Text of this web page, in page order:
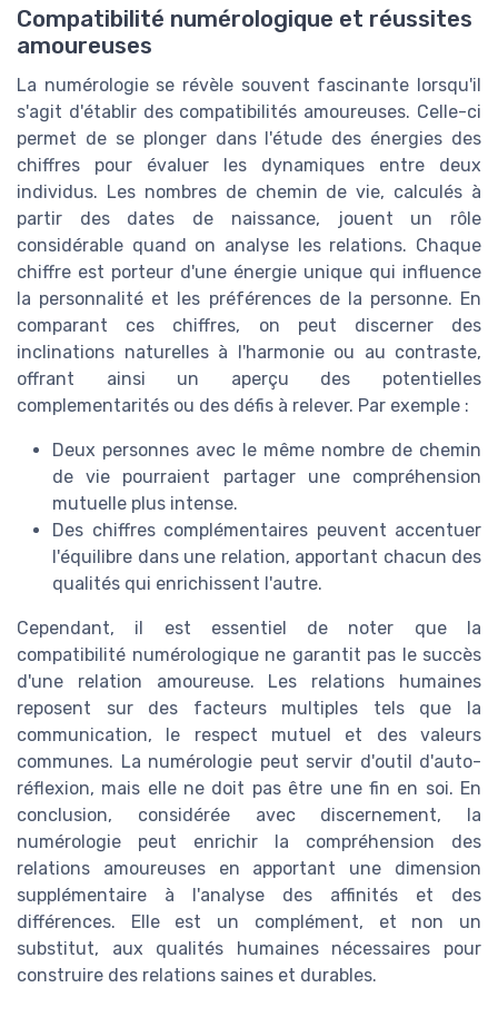
Compatibilité numérologique et réussites
amoureuses
La numérologie se révèle souvent fascinante lorsqu'il
s'agit d'établir des compatibilités amoureuses. Celle-ci
permet de se plonger dans l'étude des énergies des
chiffres pour évaluer les dynamiques entre deux
individus. Les nombres de chemin de vie, calculés à
partir des dates de naissance, jouent un rôle
considérable quand on analyse les relations. Chaque
chiffre est porteur d'une énergie unique qui influence
la personnalité et les préférences de la personne. En
comparant ces chiffres, on peut discerner des
inclinations naturelles à l'harmonie ou au contraste,
offrant ainsi un aperçu des potentielles
complementarités ou des défis à relever. Par exemple :
Deux personnes avec le même nombre de chemin
de vie pourraient partager une compréhension
mutuelle plus intense.
Des chiffres complémentaires peuvent accentuer
l'équilibre dans une relation, apportant chacun des
qualités qui enrichissent l'autre.
Cependant, il est essentiel de noter que la
compatibilité numérologique ne garantit pas le succès
d'une relation amoureuse. Les relations humaines
reposent sur des facteurs multiples tels que la
communication, le respect mutuel et des valeurs
communes. La numérologie peut servir d'outil d'auto-
réflexion, mais elle ne doit pas être une fin en soi. En
conclusion, considérée avec discernement, la
numérologie peut enrichir la compréhension des
relations amoureuses en apportant une dimension
supplémentaire à l'analyse des affinités et des
différences. Elle est un complément, et non un
substitut, aux qualités humaines nécessaires pour
construire des relations saines et durables.